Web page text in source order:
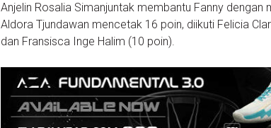
Anjelin Rosalia Simanjuntak membantu Fanny dengan
Aldora Tjundawan mencetak 16 poin, diikuti Felicia
dan Fransisca Inge Halim (10 poin).